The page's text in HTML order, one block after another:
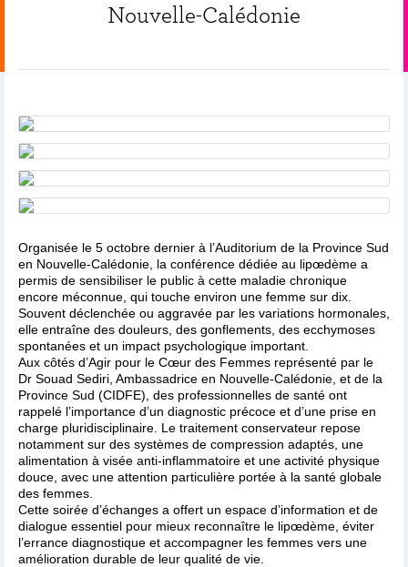
Nouvelle-Calédonie
Organisée le 5 octobre dernier à l’Auditorium de la Province Sud
en Nouvelle-Calédonie, la conférence dédiée au lipœdème a
permis de sensibiliser le public à cette maladie chronique
encore méconnue, qui touche environ une femme sur dix.
Souvent déclenchée ou aggravée par les variations hormonales,
elle entraîne des douleurs, des gonflements, des ecchymoses
spontanées et un impact psychologique important.
Aux côtés d’Agir pour le Cœur des Femmes représenté par le
Dr Souad Sediri, Ambassadrice en Nouvelle-Calédonie, et de la
Province Sud (CIDFE), des professionnelles de santé ont
rappelé l’importance d’un diagnostic précoce et d’une prise en
charge pluridisciplinaire. Le traitement conservateur repose
notamment sur des systèmes de compression adaptés, une
alimentation à visée anti-inflammatoire et une activité physique
douce, avec une attention particulière portée à la santé globale
des femmes.
Cette soirée d’échanges a offert un espace d’information et de
dialogue essentiel pour mieux reconnaître le lipœdème, éviter
l’errance diagnostique et accompagner les femmes vers une
amélioration durable de leur qualité de vie.